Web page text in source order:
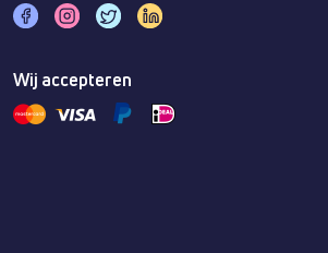
Wij accepteren